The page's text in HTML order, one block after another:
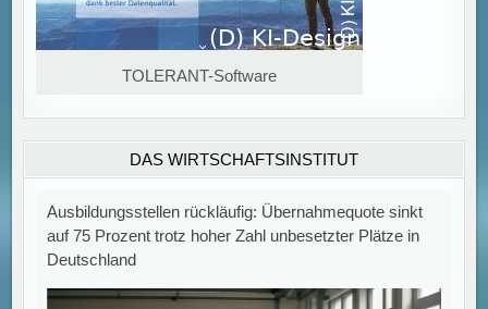
TOLERANT-Software
DAS WIRTSCHAFTSINSTITUT
Übernahmen trotz hoher Zahl unbesetzter Stellen Im
Jahr 2025 ist die Übernahmequote von Auszubildenden
auf 75 Prozent gefallen, nachdem sie im